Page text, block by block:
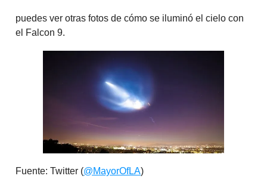
puedes ver otras fotos de cómo se iluminó el cielo con
el Falcon 9.
Fuente: Twitter (@MayorOfLA)